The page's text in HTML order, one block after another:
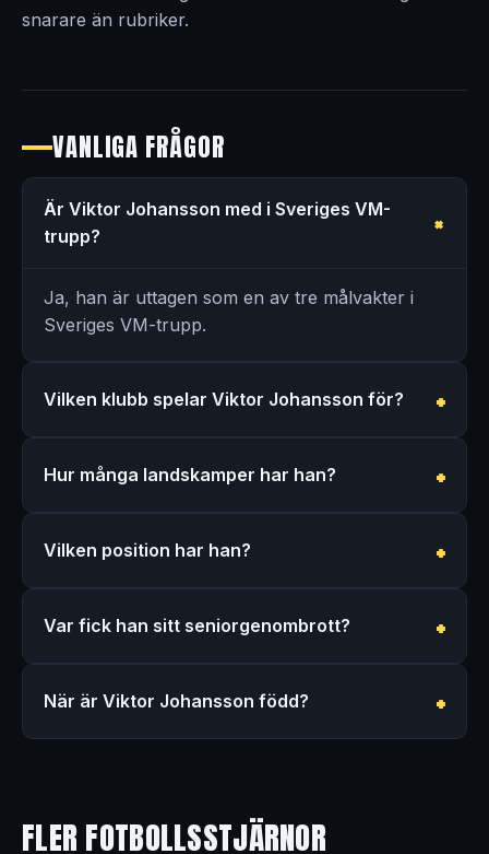
snarare än rubriker.
VANLIGA FRÅGOR
Är Viktor Johansson med i Sveriges VM-
trupp?
Ja, han är uttagen som en av tre målvakter i
Sveriges VM-trupp.
Vilken klubb spelar Viktor Johansson för?
Hur många landskamper har han?
Vilken position har han?
Var fick han sitt seniorgenombrott?
När är Viktor Johansson född?
FLER FOTBOLLSSTJÄRNOR